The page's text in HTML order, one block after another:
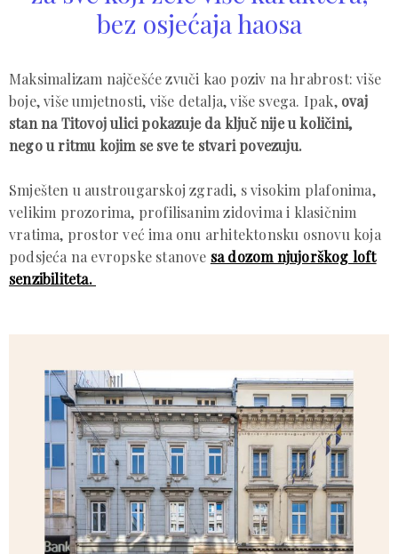
bez osjećaja haosa
Maksimalizam najčešće zvuči kao poziv na hrabrost: više
boje, više umjetnosti, više detalja, više svega. Ipak, ovaj
stan na Titovoj ulici pokazuje da ključ nije u količini,
nego u ritmu kojim se sve te stvari povezuju.
Smješten u austrougarskoj zgradi, s visokim plafonima,
velikim prozorima, profilisanim zidovima i klasičnim
vratima, prostor već ima onu arhitektonsku osnovu koja
podsjeća na evropske stanove sa dozom njujorškog loft
senzibiliteta.